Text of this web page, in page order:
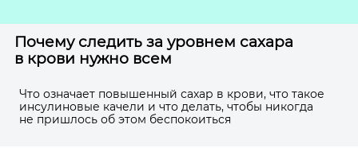
Почему следить за уровнем сахара
в крови нужно всем
Что означает повышенный сахар в крови, что такое
инсулиновые качели и что делать, чтобы никогда
не пришлось об этом беспокоиться